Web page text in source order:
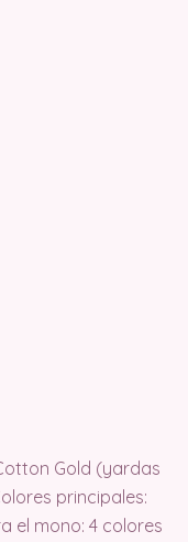
Gold (yardas
principales:
el mono: 4 colores